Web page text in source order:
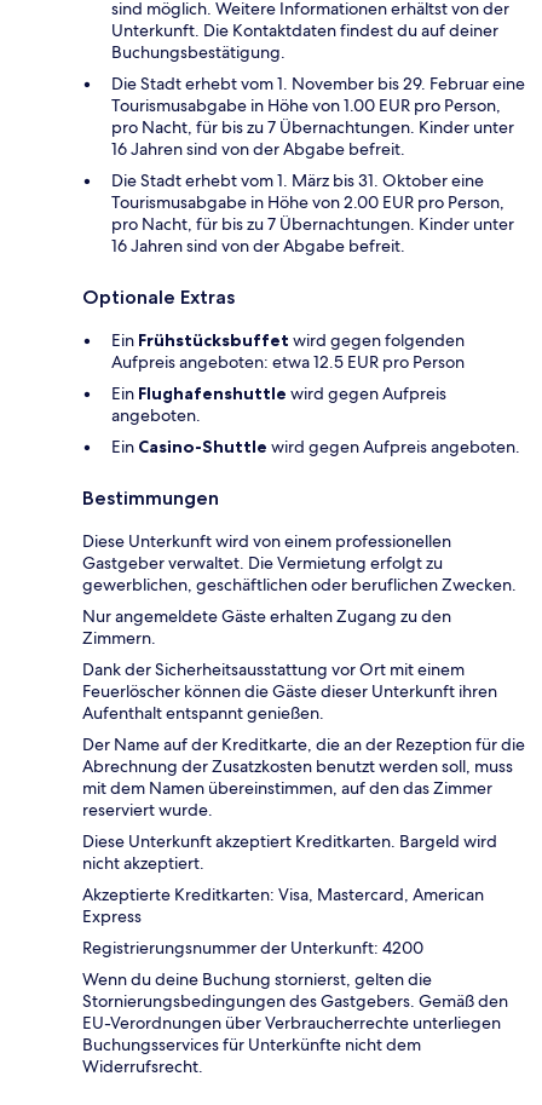
sind möglich. Weitere Informationen erhältst von der
Unterkunft. Die Kontaktdaten findest du auf deiner
Buchungsbestätigung.
Die Stadt erhebt vom 1. November bis 29. Februar eine
Tourismusabgabe in Höhe von 1.00 EUR pro Person,
pro Nacht, für bis zu 7 Übernachtungen. Kinder unter
16 Jahren sind von der Abgabe befreit.
Die Stadt erhebt vom 1. März bis 31. Oktober eine
Tourismusabgabe in Höhe von 2.00 EUR pro Person,
pro Nacht, für bis zu 7 Übernachtungen. Kinder unter
16 Jahren sind von der Abgabe befreit.
Optionale Extras
Ein Frühstücksbuffet wird gegen folgenden
Aufpreis angeboten: etwa 12.5 EUR pro Person
Ein Flughafenshuttle wird gegen Aufpreis
angeboten.
Ein Casino-Shuttle wird gegen Aufpreis angeboten.
Bestimmungen
Diese Unterkunft wird von einem professionellen
Gastgeber verwaltet. Die Vermietung erfolgt zu
gewerblichen, geschäftlichen oder beruflichen Zwecken.
Nur angemeldete Gäste erhalten Zugang zu den
Zimmern.
Dank der Sicherheitsausstattung vor Ort mit einem
Feuerlöscher können die Gäste dieser Unterkunft ihren
Aufenthalt entspannt genießen.
Der Name auf der Kreditkarte, die an der Rezeption für die
Abrechnung der Zusatzkosten benutzt werden soll, muss
mit dem Namen übereinstimmen, auf den das Zimmer
reserviert wurde.
Diese Unterkunft akzeptiert Kreditkarten. Bargeld wird
nicht akzeptiert.
Akzeptierte Kreditkarten: Visa, Mastercard, American
Express
Registrierungsnummer der Unterkunft: 4200
Wenn du deine Buchung stornierst, gelten die
Stornierungsbedingungen des Gastgebers. Gemäß den
EU-Verordnungen über Verbraucherrechte unterliegen
Buchungsservices für Unterkünfte nicht dem
Widerrufsrecht.